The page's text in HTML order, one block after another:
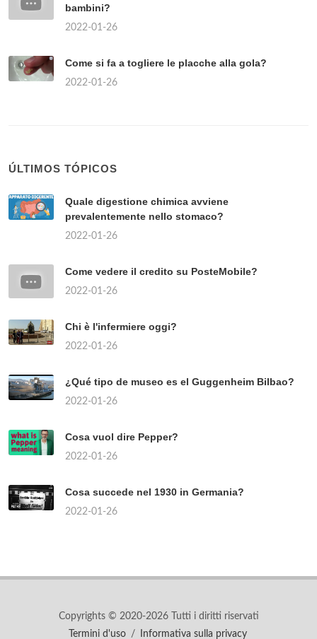
bambini?
2022-01-26
Come si fa a togliere le placche alla gola?
2022-01-26
ÚLTIMOS TÓPICOS
Quale digestione chimica avviene
prevalentemente nello stomaco?
2022-01-26
Come vedere il credito su PosteMobile?
2022-01-26
Chi è l'infermiere oggi?
2022-01-26
¿Qué tipo de museo es el Guggenheim Bilbao?
2022-01-26
Cosa vuol dire Pepper?
2022-01-26
Cosa succede nel 1930 in Germania?
2022-01-26
Copyrights © 2020-2026 Tutti i diritti riservati
Termini d'uso
/ Informativa sulla privacy